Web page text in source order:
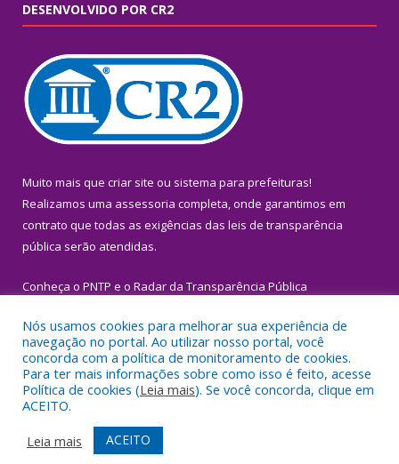
DESENVOLVIDO POR CR2
Muito mais que criar site ou sistema para prefeituras!
Realizamos uma assessoria completa, onde garantimos em
contrato que todas as exigências das leis de transparência
pública serão atendidas.
Conheça o PNTP e o Radar da Transparência Pública
Todos os direitos reservados a Prefeitura Municipal de Igarapé-
Miri.
Mapa do Site
Acessar Área Administrativa
Acessar Webmail
Nós usamos cookies para melhorar sua experiência de
navegação no portal. Ao utilizar nosso portal, você
concorda com a política de monitoramento de cookies.
Para ter mais informações sobre como isso é feito, acesse
Política de cookies (Leia mais). Se você concorda, clique em
ACEITO.
Leia mais
ACEITO